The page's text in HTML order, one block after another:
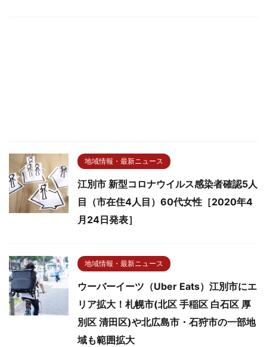
地域情報・最新ニュース
江別市 新型コロナウイルス感染者確認5人
目（市在住4人目）60代女性［2020年4
月24日発表］
地域情報・最新ニュース
ウーバーイーツ（Uber Eats）江別市にエ
リア拡大！札幌市(北区 手稲区 白石区 厚
別区 清田区)や北広島市・石狩市の一部地
域も範囲拡大